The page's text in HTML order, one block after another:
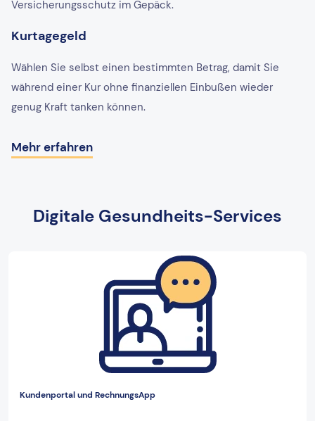
Versicherungsschutz im Gepäck.
Kurtagegeld
Wählen Sie selbst einen bestimmten Betrag, damit Sie
während einer Kur ohne finanziellen Einbußen wieder
genug Kraft tanken können.
Mehr erfahren
Digitale Gesundheits-Services
Kundenportal und RechnungsApp